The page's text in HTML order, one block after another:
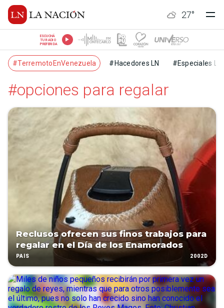
27°
ESCUCHÁ
TU RADIO
PREFERIDA
#TerremotoEnVenezuela #Hacedores LN #Especiales LN
#opciones para regalar
Reclusos ofrecen sus finos trabajos para
regalar en el Día de los Enamorados
PAÍS 2002D